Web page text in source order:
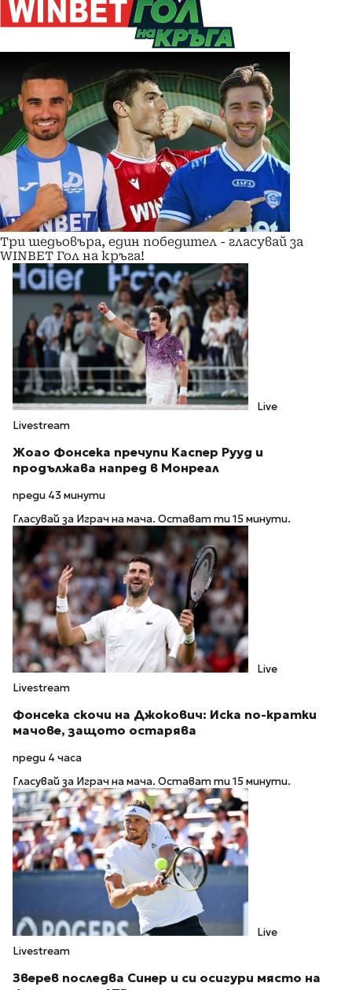
Три шедьовъра, един победител - гласувай за
WINBET Гол на кръга!
Live
Livestream
Жоао Фонсека пречупи Каспер Рууд и
продължава напред в Монреал
преди 43 минути
Гласувай за Играч на мача. Остават ти 15 минути.
Live
Livestream
Фонсека скочи на Джокович: Иска по-кратки
мачове, защото остарява
преди 4 часа
Гласувай за Играч на мача. Остават ти 15 минути.
Live
Livestream
Зверев последва Синер и си осигури място на